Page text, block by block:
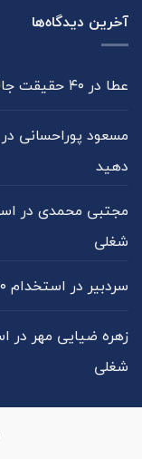
آخرین دیدگاه‌ها
عطا در ۴۰ حقیقت جالب درباره یوتیوب که باید بدانید
مسعود پوراحسانی در
دهید
مجتبی محمدی در
شغلی
سردبیر در استخدام ۶۰ نیروی انسانی در ۱۲ موقعیت شغلی
زهره ضیایی مهر در
شغلی